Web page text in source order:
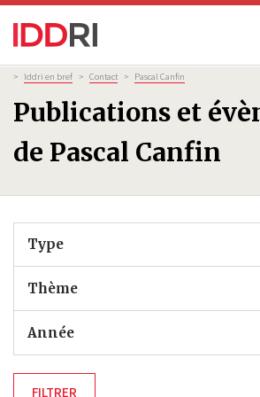
Aller
au
contenu
principal
Publications et
de Pascal Canfin
Fil
d'Ariane
> Iddri en bref > Contact > Pascal Canfin
Type
Thème
Année